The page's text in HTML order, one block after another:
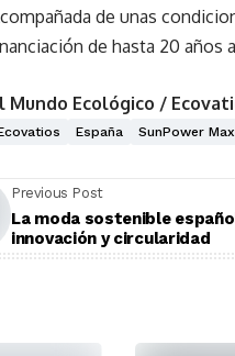
de unas
de hasta 20 años
Mundo Ecológico /
España SunPower
Previous Post
La moda sostenible
innovación y circularidad